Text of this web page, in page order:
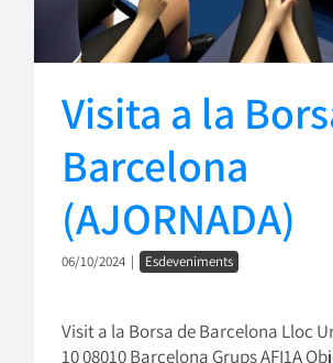
Visita a la
Barcelona
(AJORNADA)
06/10/2024 | Esdeveniments
Visit a la Borsa de Barcelona Lloc
10 08010 Barcelona Grups AFI1A